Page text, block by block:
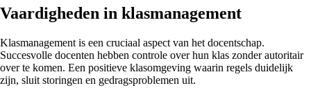
Vaardigheden in klasmanagement
Klasmanagement is een cruciaal aspect van het docentschap.
Succesvolle docenten hebben controle over hun klas zonder autoritair
over te komen. Een positieve klasomgeving waarin regels duidelijk
zijn, sluit storingen en gedragsproblemen uit.